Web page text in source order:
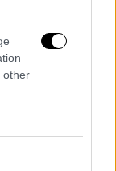
other
COVID-19
D
ομάδες.